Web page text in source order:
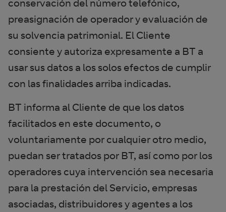
conservación del número telefónico,
preasignación de operador y evaluación de
su solvencia patrimonial. El Cliente
consiente y autoriza expresamente a BT a
usar sus datos a los solos efectos de cumplir
con las finalidades arriba indicadas.
BT informa al Cliente de que los datos
facilitados en este documento, o
voluntariamente por cualquier otro medio,
puedan ser tratados por BT, así como por los
operadores cuya intervención sea necesaria
para la prestación del Servicio, empresas
asociadas, distribuidores y agentes a los